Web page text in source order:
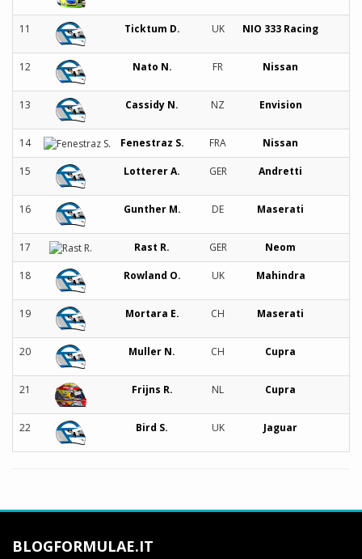
11 Ticktum D. UK NIO 333 Racing
12 Nato N. FR Nissan
13 Cassidy N. NZ Envision
14 Fenestraz S. FRA Nissan
15 Lotterer A. GER Andretti
16 Gunther M. DE Maserati
17 Rast R. GER Neom
18 Rowland O. UK Mahindra
19 Mortara E. CH Maserati
20 Muller N. CH Cupra
21 Frijns R. NL Cupra
22 Bird S. UK Jaguar
BLOGFORMULAE.IT